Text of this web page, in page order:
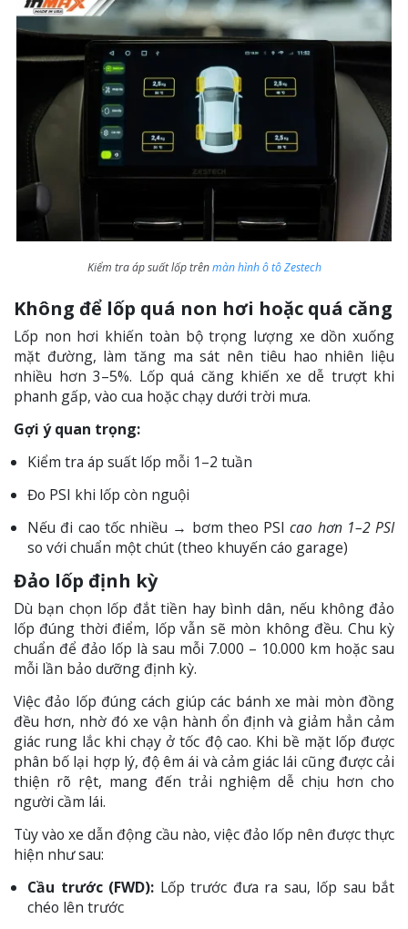
Kiểm tra áp suất lốp trênmàn hình ô tô Zestech
Không để lốp quá non hơi hoặc quá căng
Lốp non hơi khiến toàn bộ trọng lượng xe dồn xuống
mặt đường, làm tăng ma sát nên tiêu hao nhiên liệu
nhiều hơn 3–5%. Lốp quá căng khiến xe dễ trượt khi
phanh gấp, vào cua hoặc chạy dưới trời mưa.
Gợi ý quan trọng:
Kiểm tra áp suất lốp mỗi 1–2 tuần
Đo PSI khi lốp còn nguội
Nếu đi cao tốc nhiều → bơm theo PSIcao hơn 1–2 PSI
so với chuẩn một chút (theo khuyến cáo garage)
Đảo lốp định kỳ
Dù bạn chọn lốp đắt tiền hay bình dân, nếu không đảo
lốp đúng thời điểm, lốp vẫn sẽ mòn không đều. Chu kỳ
chuẩn để đảo lốp là sau mỗi 7.000 – 10.000 km hoặc sau
mỗi lần bảo dưỡng định kỳ.
Việc đảo lốp đúng cách giúp các bánh xe mài mòn đồng
đều hơn, nhờ đó xe vận hành ổn định và giảm hẳn cảm
giác rung lắc khi chạy ở tốc độ cao. Khi bề mặt lốp được
phân bố lại hợp lý, độ êm ái và cảm giác lái cũng được cải
thiện rõ rệt, mang đến trải nghiệm dễ chịu hơn cho
người cầm lái.
Tùy vào xe dẫn động cầu nào, việc đảo lốp nên được thực
hiện như sau:
Cầu trước (FWD): Lốp trước đưa ra sau, lốp sau bắt
chéo lên trước